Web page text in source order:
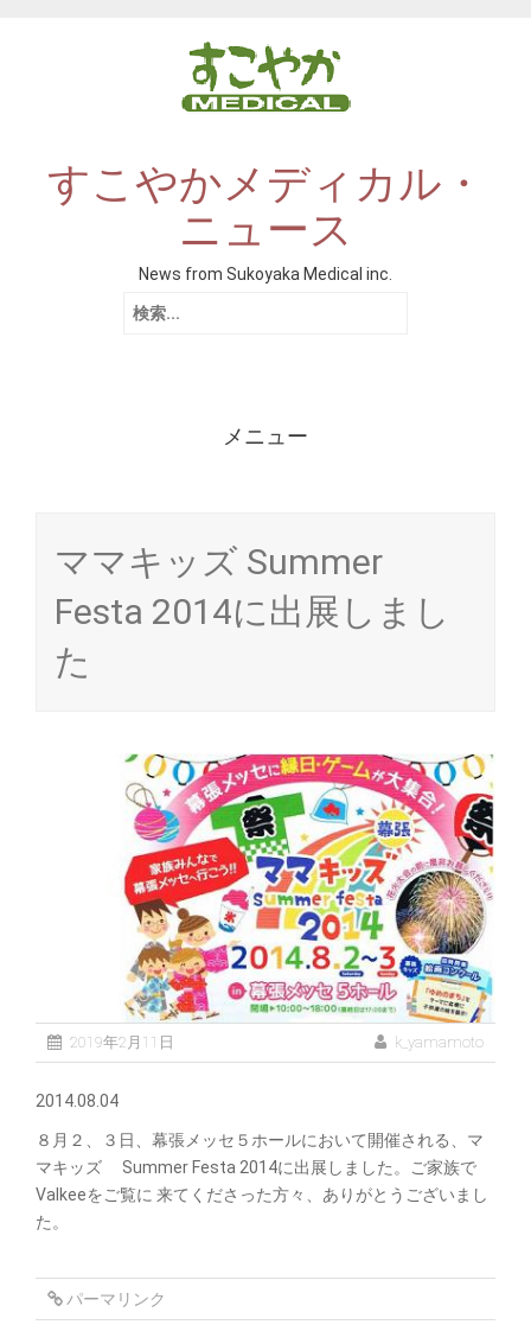
すこやかメディカル・
ニュース
News from Sukoyaka Medical inc.
検索:
メニュー
ママキッズ Summer
Festa 2014に出展しまし
た
2019年2月11日 k_yamamoto
2014.08.04
８月２、３日、幕張メッセ５ホールにおいて開催される、マ
マキッズ Summer Festa 2014に出展しました。ご家族で
Valkeeをご覧に 来てくださった方々、ありがとうございまし
た。
パーマリンク